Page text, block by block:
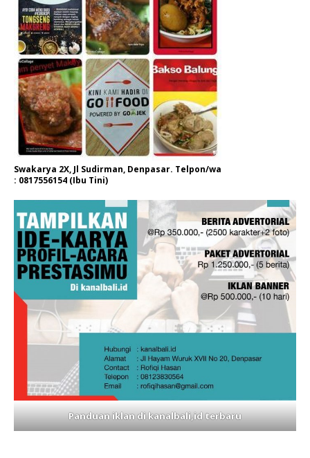
Swakarya 2X, Jl Sudirman, Denpasar. Telpon/wa
: 0817556154 (Ibu Tini)
Panduan iklan di kanalbali,id terbaru